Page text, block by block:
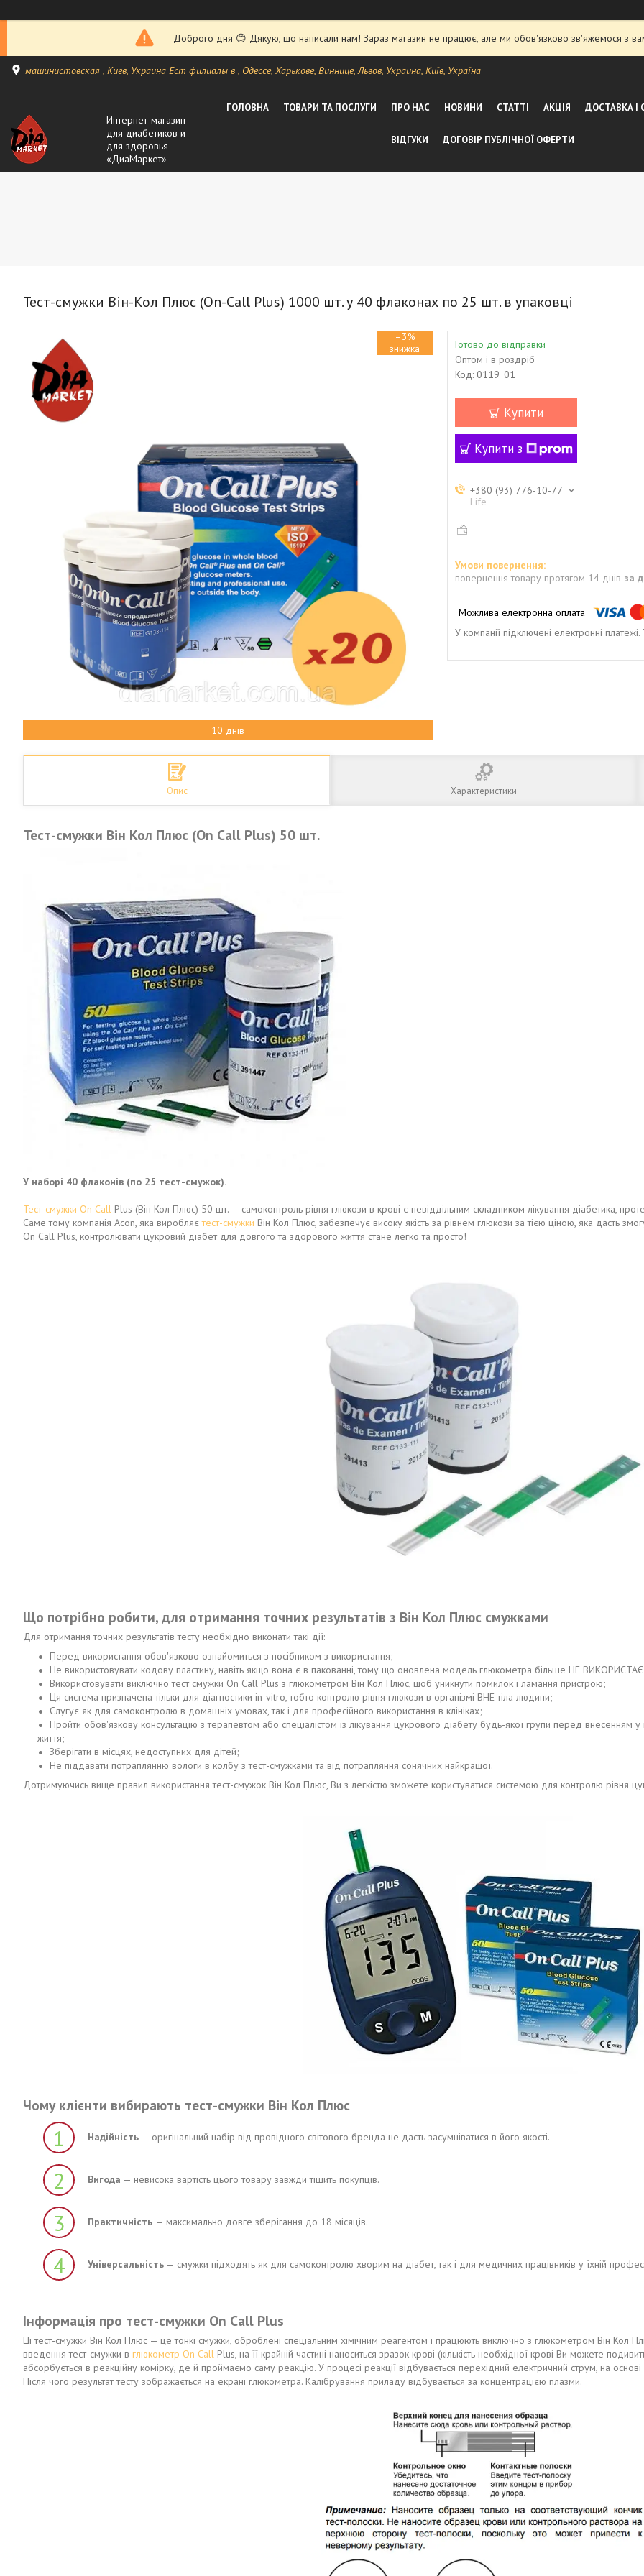
Доброго дня 😊 Дякую, що написали нам! Зараз магазин не працює, але ми обов'язково зв'яжемося з
машинистовская , Киев, Украина Ест филиалы в , Одессе, Харькове, Виннице, Львов, Украина, Київ, Україна
Интернет-магазин
для диабетиков и
для здоровья
«ДиаМаркет»
ГОЛОВНА ТОВАРИ ТА ПОСЛУГИ ПРО НАС НОВИНИ СТАТТІ АКЦІЯ ДОСТАВКА І
ВІДГУКИ ДОГОВІР ПУБЛІЧНОЇ ОФЕРТИ
Тест-смужки Він-Кол Плюс (On-Call Plus) 1000 шт. у 40 флаконах по 25 шт. в упаковці
–3%
10 днів
Готово до відправки
Оптом і в роздріб
Код: 0119_01
Купити
Купити з
+380 (93) 776-10-77
Life
повернення товару протягом 14 днів за
У компанії підключені електронні
Опис Характеристики
Тест-смужки Він Кол Плюс (On Call Plus) 50 шт.
У наборі 40 флаконів (по 25 тест-смужок).
Тест-смужки On Call Plus (Він Кол Плюс) 50 шт. — самоконтроль рівня глюкози в крові є невіддільним складником лікування діабетика,
Саме тому компанія Acon, яка виробляєтест-смужки Він Кол Плюс, забезпечує високу якість за рівнем глюкози за тією ціною, яка дасть
On Call Plus, контролювати цукровий діабет для довгого та здорового життя стане легко та просто!
Що потрібно робити, для отримання точних результатів з Він Кол Плюс смужками
Для отримання точних результатів тесту необхідно виконати такі дії:
Перед використання обов'язково ознайомиться з посібником з використання;
Не використовувати кодову пластину, навіть якщо вона є в пакованні, тому що оновлена модель глюкометра більше НЕ
Використовувати виключно тест смужки On Call Plus з глюкометром Він Кол Плюс, щоб уникнути помилок і ламання пристрою;
Ця система призначена тільки для діагностики in-vitro, тобто контролю рівня глюкози в організмі ВНЕ тіла людини;
Слугує як для самоконтролю в домашніх умовах, так і для професійного використання в клініках;
Пройти обов'язкову консультацію з терапевтом або спеціалістом із лікування цукрового діабету будь-якої групи перед внесенням
життя;
Зберігати в місцях, недоступних для дітей;
Не піддавати потраплянню вологи в колбу з тест-смужками та від потрапляння сонячних найкращої.
Дотримуючись вище правил використання тест-смужок Він Кол Плюс, Ви з легкістю зможете користуватися системою для контролю рівня
Чому клієнти вибирають тест-смужки Він Кол Плюс
1 Надійність — оригінальний набір від провідного світового бренда не дасть засумніватися в його якості.
2 Вигода — невисока вартість цього товару завжди тішить покупців.
3 Практичність — максимально довге зберігання до 18 місяців.
4 Універсальність — смужки підходять як для самоконтролю хворим на діабет, так і для медичних працівників у їхній
Інформація про тест-смужки On Call Plus
Ці тест-смужки Він Кол Плюс — це тонкі смужки, оброблені спеціальним хімічним реагентом і працюють виключно з глюкометром Він Кол
введення тест-смужки в глюкометр On Call Plus, на її крайній частині наноситься зразок крові (кількість необхідної крові Ви можете
абсорбується в реакційну комірку, де й проймаємо саму реакцію. У процесі реакції відбувається перехідний електричний струм, на
Після чого результат тесту зображається на екрані глюкометра. Калібрування приладу відбувається за концентрацією плазми.